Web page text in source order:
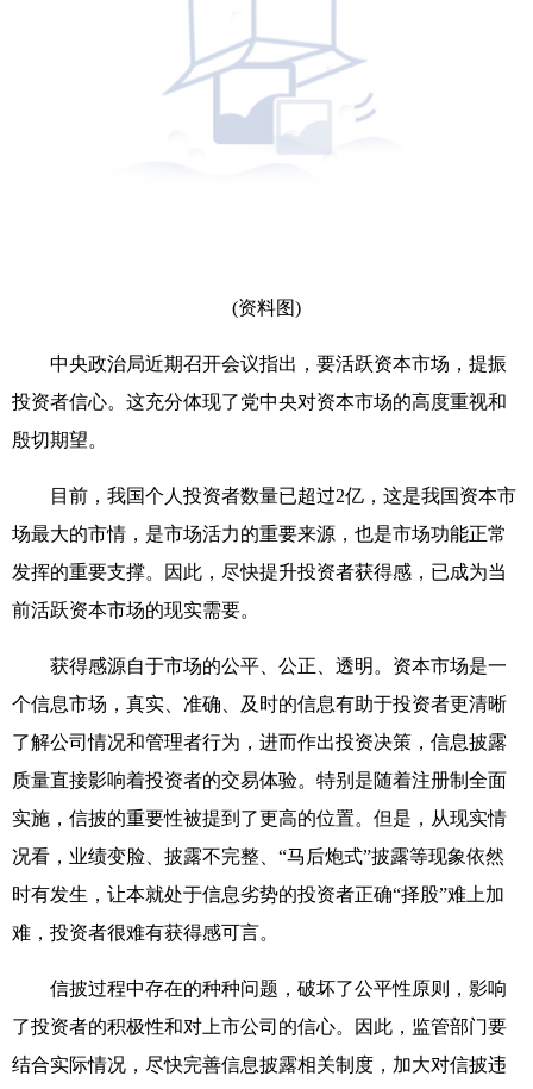
(资料图)
中央政治局近期召开会议指出，要活跃资本市场，提振
投资者信心。这充分体现了党中央对资本市场的高度重视和
殷切期望。
目前，我国个人投资者数量已超过2亿，这是我国资本市
场最大的市情，是市场活力的重要来源，也是市场功能正常
发挥的重要支撑。因此，尽快提升投资者获得感，已成为当
前活跃资本市场的现实需要。
获得感源自于市场的公平、公正、透明。资本市场是一
个信息市场，真实、准确、及时的信息有助于投资者更清晰
了解公司情况和管理者行为，进而作出投资决策，信息披露
质量直接影响着投资者的交易体验。特别是随着注册制全面
实施，信披的重要性被提到了更高的位置。但是，从现实情
况看，业绩变脸、披露不完整、“马后炮式”披露等现象依然
时有发生，让本就处于信息劣势的投资者正确“择股”难上加
难，投资者很难有获得感可言。
信披过程中存在的种种问题，破坏了公平性原则，影响
了投资者的积极性和对上市公司的信心。因此，监管部门要
结合实际情况，尽快完善信息披露相关制度，加大对信披违